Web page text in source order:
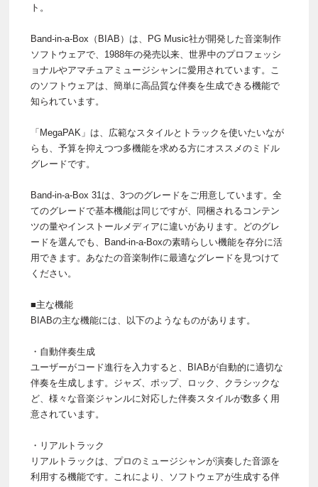
ト。
Band-in-a-Box（BIAB）は、PG Music社が開発した音楽制作
ソフトウェアで、1988年の発売以来、世界中のプロフェッシ
ョナルやアマチュアミュージシャンに愛用されています。こ
のソフトウェアは、簡単に高品質な伴奏を生成できる機能で
知られています。
「MegaPAK」は、広範なスタイルとトラックを使いたいなが
らも、予算を抑えつつ多機能を求める方にオススメのミドル
グレードです。
Band-in-a-Box 31は、3つのグレードをご用意しています。全
てのグレードで基本機能は同じですが、同梱されるコンテン
ツの量やインストールメディアに違いがあります。どのグレ
ードを選んでも、Band-in-a-Boxの素晴らしい機能を存分に活
用できます。あなたの音楽制作に最適なグレードを見つけて
ください。
■主な機能
BIABの主な機能には、以下のようなものがあります。
・自動伴奏生成
ユーザーがコード進行を入力すると、BIABが自動的に適切な
伴奏を生成します。ジャズ、ポップ、ロック、クラシックな
ど、様々な音楽ジャンルに対応した伴奏スタイルが数多く用
意されています。
・リアルトラック
リアルトラックは、プロのミュージシャンが演奏した音源を
利用する機能です。これにより、ソフトウェアが生成する伴